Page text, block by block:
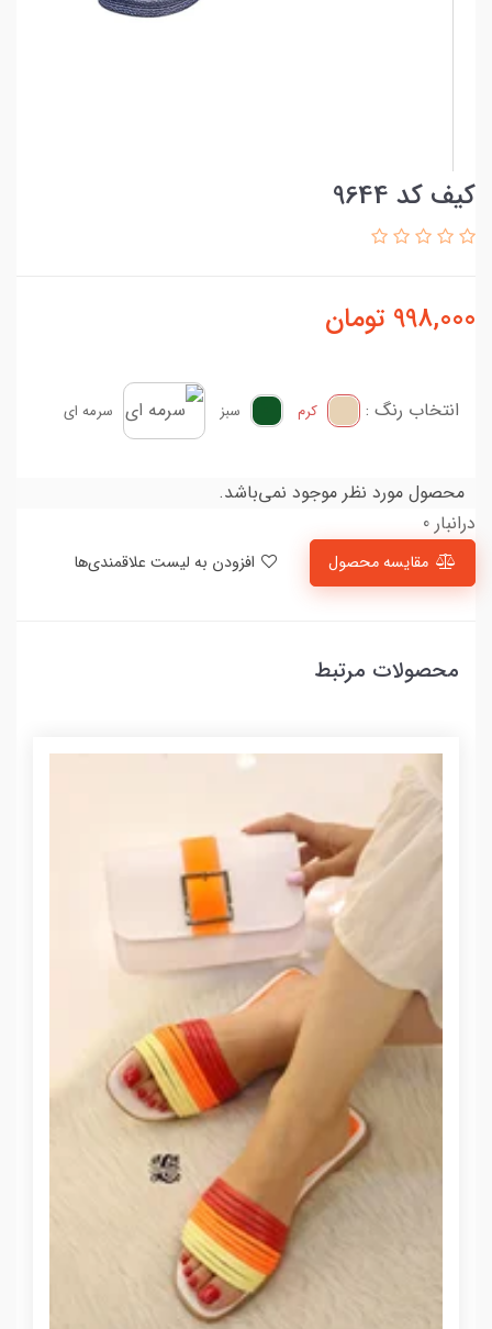
کیف کد 9644
998,000 تومان
انتخاب رنگ : کرم سبز سرمه ای
محصول مورد نظر موجود نمی‌باشد.
درانبار 0
مقایسه محصول
محصولات مرتبط